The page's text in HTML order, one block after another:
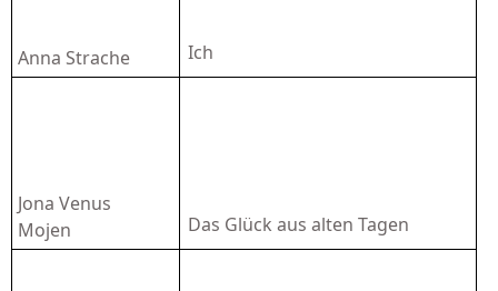
Anna Strache Ich
Jona Venus
Mojen
Das Glück aus alten Tagen